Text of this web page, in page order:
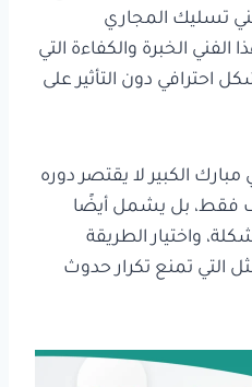
تسليك المجاري
الخبرة والكفاءة التي
احترافي دون التأثير على
الكبير لا يقتصر دوره
فقط، بل يشمل أيضًا
واختيار الطريقة
التي تمنع تكرار حدوث